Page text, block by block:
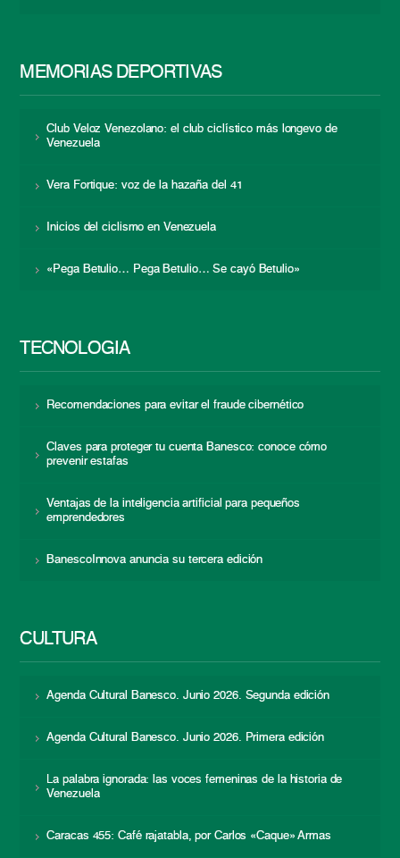
MEMORIAS DEPORTIVAS
Club Veloz Venezolano: el club ciclístico más longevo de
Venezuela
Vera Fortique: voz de la hazaña del 41
Inicios del ciclismo en Venezuela
«Pega Betulio… Pega Betulio… Se cayó Betulio»
TECNOLOGÍA
Recomendaciones para evitar el fraude cibernético
Claves para proteger tu cuenta Banesco: conoce cómo
prevenir estafas
Ventajas de la inteligencia artificial para pequeños
emprendedores
BanescoInnova anuncia su tercera edición
CULTURA
Agenda Cultural Banesco. Junio 2026. Segunda edición
Agenda Cultural Banesco. Junio 2026. Primera edición
La palabra ignorada: las voces femeninas de la historia de
Venezuela
Caracas 455: Café rajatabla, por Carlos «Caque» Armas